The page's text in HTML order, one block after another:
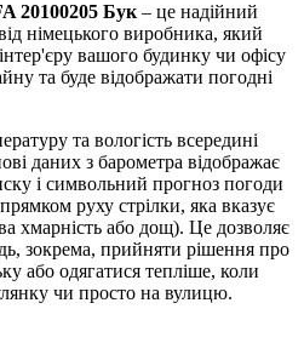
20100205 Бук – це надійний
німецького виробника, який
вашого будинку чи офісу
та буде відображати погодні
та вологість всередині
даних з барометра відображає
і символьний прогноз погоди
руху стрілки, яка вказує
хмарність або дощ). Це дозволяє
зокрема, прийняти рішення про
або одягатися тепліше, коли
чи просто на вулицю.